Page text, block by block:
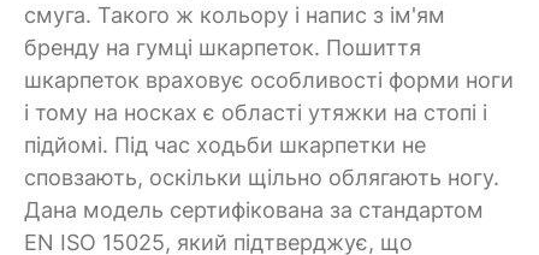
смуга. Такого ж кольору і напис з ім'ям
бренду на гумці шкарпеток. Пошиття
шкарпеток враховує особливості форми ноги
і тому на носках є області утяжки на стопі і
підйомі. Під час ходьби шкарпетки не
сповзають, оскільки щільно облягають ногу.
Дана модель сертифікована за стандартом
EN ISO 15025, який підтверджує, що